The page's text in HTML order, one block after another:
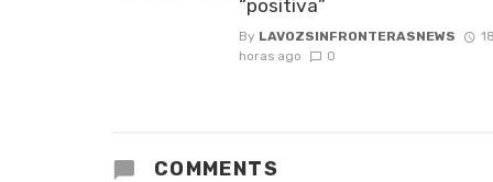
“positiva”
By LAVOZSINFRONTERASNEWS
18
horas ago
0
COMMENTS